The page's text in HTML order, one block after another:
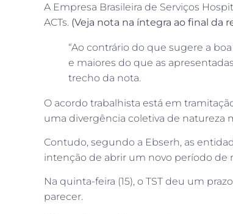
A Empresa Brasileira de Serviços
ACTs. (Veja nota na íntegra ao final da
“Ao contrário do que sugere a
e maiores do que as
trecho da nota.
O acordo trabalhista está em
uma divergência coletiva de natureza
Contudo, segundo a Ebserh, as
intenção de abrir um novo período de
Na quinta-feira (15), o TST deu um
parecer.